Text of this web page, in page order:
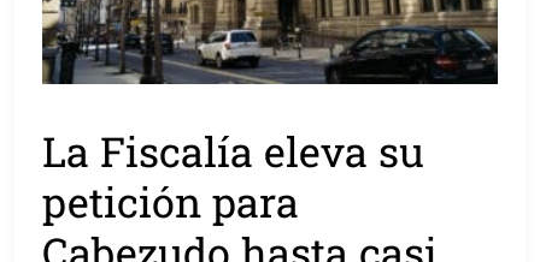
La Fiscalía eleva su
petición para